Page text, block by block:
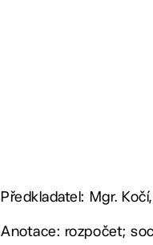
Předkladatel: Mgr.
Anotace: rozpočet;